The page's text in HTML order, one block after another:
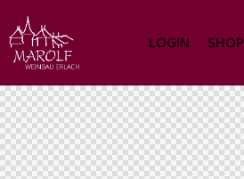
LOGIN SHOP